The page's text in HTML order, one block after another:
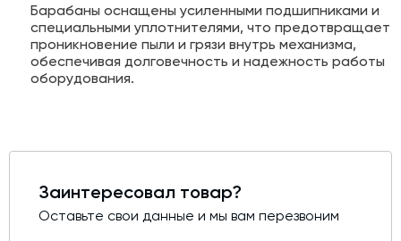
Барабаны оснащены усиленными подшипниками и
специальными уплотнителями, что предотвращает
проникновение пыли и грязи внутрь механизма,
обеспечивая долговечность и надежность работы
оборудования.
Заинтересовал товар?
Оставьте свои данные и мы вам перезвоним